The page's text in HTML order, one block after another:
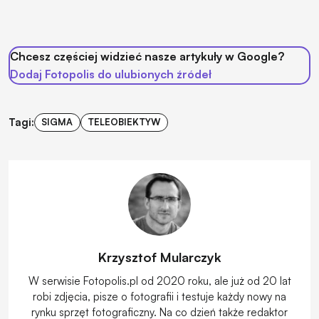
Chcesz częściej widzieć nasze artykuły w Google?
Dodaj Fotopolis do ulubionych źródeł
Tagi: SIGMA TELEOBIEKTYW
Krzysztof Mularczyk
W serwisie Fotopolis.pl od 2020 roku, ale już od 20 lat
robi zdjęcia, pisze o fotografii i testuje każdy nowy na
rynku sprzęt fotograficzny. Na co dzień także redaktor